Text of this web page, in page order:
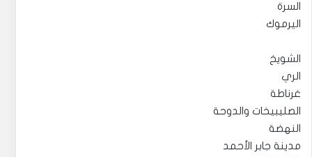
السرة
اليرموك
الشويخ
الري
غرناطة
الصليبيخات والدوحة
النهضة
مدينة جابر الأحمد